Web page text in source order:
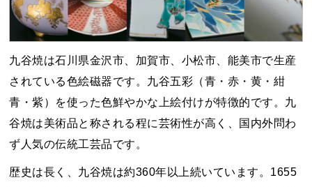
九谷焼は石川県金沢市、加賀市、小松市、能美市で生産
されている色絵磁器です。九谷五彩（青・赤・黄・紺
青・紫）を使った色鮮やかな上絵付けが特徴的です。九
谷焼は美術品と称される程に芸術性が高く、国内外問わ
ず人気の伝統工芸品です。
歴史は長く、九谷焼は約360年以上続いています。1655